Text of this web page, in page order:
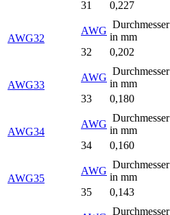
31
0,227
AWG32
AWG
Durchmesser
in mm
32
0,202
AWG33
AWG
Durchmesser
in mm
33
0,180
AWG34
AWG
Durchmesser
in mm
34
0,160
AWG35
AWG
Durchmesser
in mm
35
0,143
Durchmesser